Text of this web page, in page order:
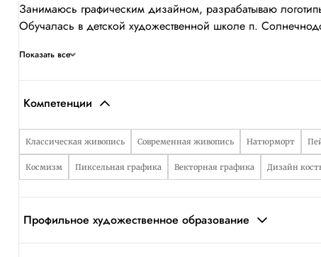
Занимаюсь графическим дизайном, разрабатываю
Обучалась в детской художественной школе п.
Показать все
Компетенции
Классическая живопись Современная живопись Натюрморт
Космизм Пиксельная графика Векторная графика Дизайн
Профильное художественное образование